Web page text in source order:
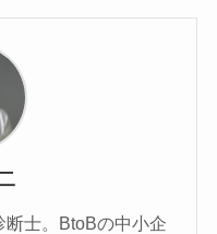
士。BtoBの中小企